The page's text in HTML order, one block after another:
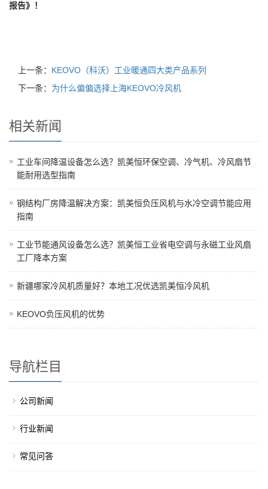
报告》！
上一条： KEOVO（科沃）工业暖通四大类产品系列
下一条： 为什么偏偏选择上海KEOVO冷风机
相关新闻
工业车间降温设备怎么选？凯美恒环保空调、冷气机、冷风扇节
能耐用选型指南
钢结构厂房降温解决方案：凯美恒负压风机与水冷空调节能应用
指南
工业节能通风设备怎么选？凯美恒工业省电空调与永磁工业风扇
工厂降本方案
新疆哪家冷风机质量好？本地工况优选凯美恒冷风机
KEOVO负压风机的优势
导航栏目
公司新闻
行业新闻
常见问答